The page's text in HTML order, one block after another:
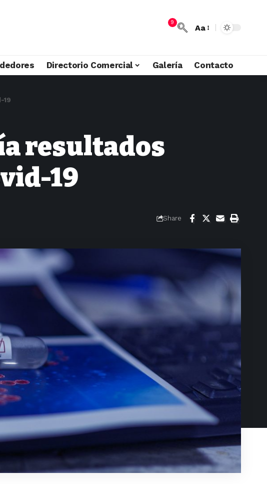
9
Aa
Directorio Comercial Galería Contacto
19
resultados
19
Share